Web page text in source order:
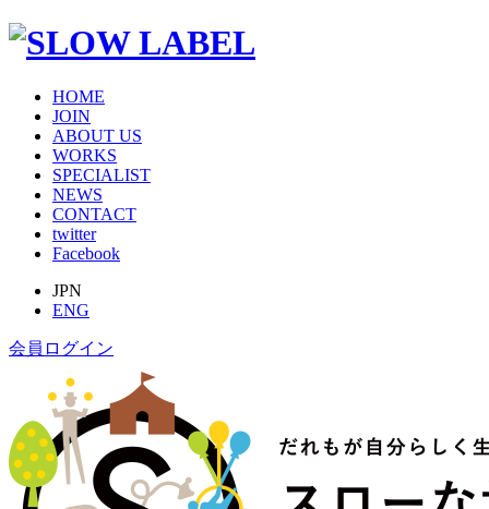
HOME
JOIN
ABOUT US
WORKS
SPECIALIST
NEWS
CONTACT
twitter
Facebook
JPN
ENG
会員ログイン